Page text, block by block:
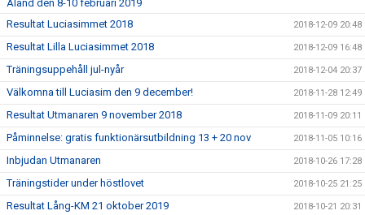
Åland den 8-10 februari 2019
Resultat Luciasimmet 2018 2018-12-09 20:48
Resultat Lilla Luciasimmet 2018 2018-12-09 16:48
Träningsuppehåll jul-nyår 2018-12-04 20:37
Välkomna till Luciasim den 9 december! 2018-11-28 12:49
Resultat Utmanaren 9 november 2018 2018-11-09 20:11
Påminnelse: gratis funktionärsutbildning 13 + 20 nov 2018-11-05 10:16
Inbjudan Utmanaren 2018-10-26 17:28
Träningstider under höstlovet 2018-10-25 21:25
Resultat Lång-KM 21 oktober 2019 2018-10-21 20:31